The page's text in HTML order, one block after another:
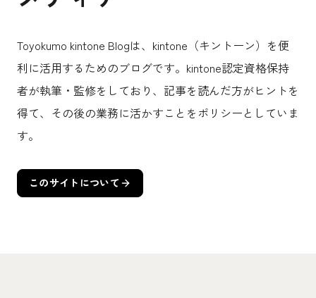
Toyokumo kintone Blogは、kintone（キントーン）を便
利に活用するためのブログです。kintone認定資格保持
者が執筆・監修をしており、記事を読んだ方がヒントを
得て、その後の業務に活かすことをポリシーとしていま
す。
このサイトについて